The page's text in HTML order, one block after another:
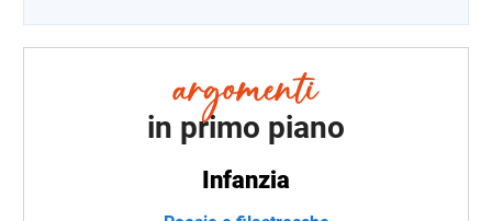
in primo piano
Infanzia